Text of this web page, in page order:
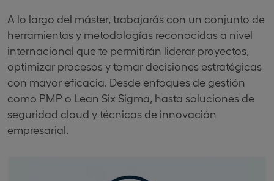
A lo largo del máster, trabajarás con un conjunto de
herramientas y metodologías reconocidas a nivel
internacional que te permitirán liderar proyectos,
optimizar procesos y tomar decisiones estratégicas
con mayor eficacia. Desde enfoques de gestión
como PMP o Lean Six Sigma, hasta soluciones de
seguridad cloud y técnicas de innovación
empresarial.